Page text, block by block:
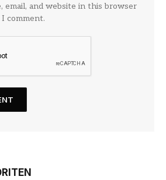
email, and website in this browser
comment.